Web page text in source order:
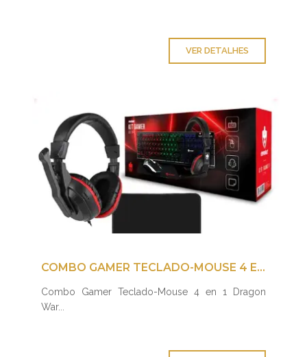
VER DETALHES
COMBO GAMER TECLADO-MOUSE 4 EN 1 DRAGON WAR
Combo Gamer Teclado-Mouse 4 en 1 Dragon
War...